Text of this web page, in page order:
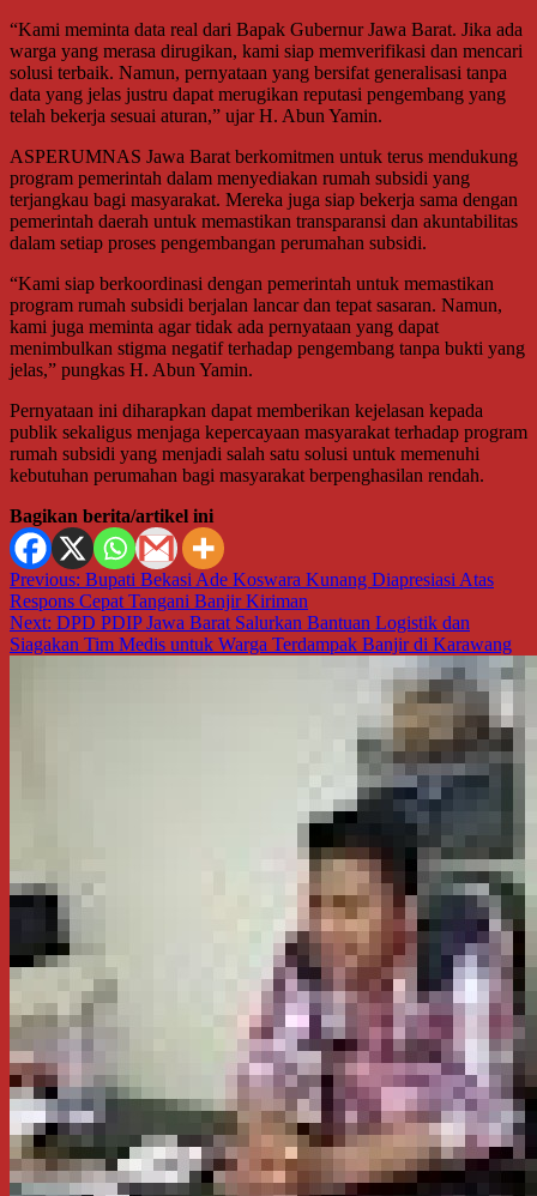
“Kami meminta data real dari Bapak Gubernur Jawa Barat. Jika ada
warga yang merasa dirugikan, kami siap memverifikasi dan mencari
solusi terbaik. Namun, pernyataan yang bersifat generalisasi tanpa
data yang jelas justru dapat merugikan reputasi pengembang yang
telah bekerja sesuai aturan,” ujar H. Abun Yamin.
ASPERUMNAS Jawa Barat berkomitmen untuk terus mendukung
program pemerintah dalam menyediakan rumah subsidi yang
terjangkau bagi masyarakat. Mereka juga siap bekerja sama dengan
pemerintah daerah untuk memastikan transparansi dan akuntabilitas
dalam setiap proses pengembangan perumahan subsidi.
“Kami siap berkoordinasi dengan pemerintah untuk memastikan
program rumah subsidi berjalan lancar dan tepat sasaran. Namun,
kami juga meminta agar tidak ada pernyataan yang dapat
menimbulkan stigma negatif terhadap pengembang tanpa bukti yang
jelas,” pungkas H. Abun Yamin.
Pernyataan ini diharapkan dapat memberikan kejelasan kepada
publik sekaligus menjaga kepercayaan masyarakat terhadap program
rumah subsidi yang menjadi salah satu solusi untuk memenuhi
kebutuhan perumahan bagi masyarakat berpenghasilan rendah.
Bagikan berita/artikel ini
Navigasi
pos
Previous: Bupati Bekasi Ade Koswara Kunang Diapresiasi Atas
Respons Cepat Tangani Banjir Kiriman
Next: DPD PDIP Jawa Barat Salurkan Bantuan Logistik dan
Siagakan Tim Medis untuk Warga Terdampak Banjir di Karawang